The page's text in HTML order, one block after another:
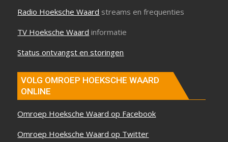
Radio Hoeksche Waard streams en frequenties
TV Hoeksche Waard informatie
Status ontvangst en storingen
VOLG OMROEP HOEKSCHE WAARD
ONLINE
Omroep Hoeksche Waard op Facebook
Omroep Hoeksche Waard op Twitter